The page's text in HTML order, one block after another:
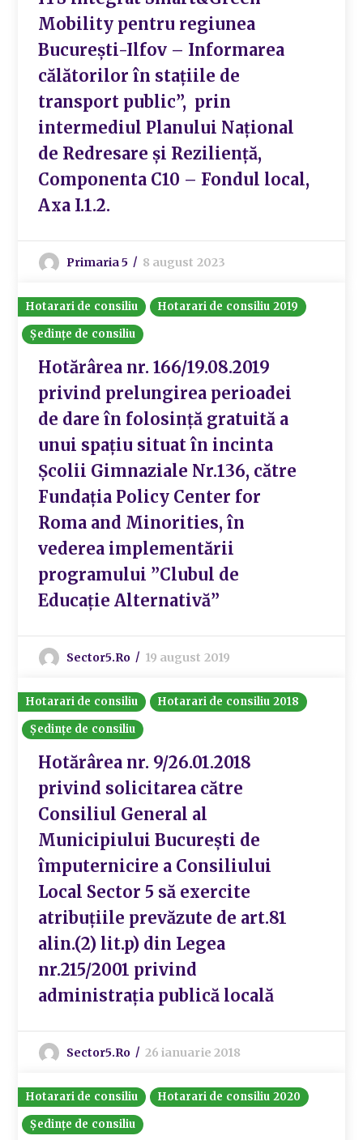
Mobility pentru regiunea
București-Ilfov – Informarea
călătorilor în stațiile de
transport public”, prin
intermediul Planului Naţional
de Redresare şi Rezilienţă,
Componenta C10 – Fondul local,
Axa I.1.2.
Primaria 5 8 august 2023
Hotarari de consiliu
Hotarari de consiliu 2019
Ședințe de consiliu
Hotărârea nr. 166/19.08.2019
privind prelungirea perioadei
de dare în folosință gratuită a
unui spațiu situat în incinta
Școlii Gimnaziale Nr.136, către
Fundația Policy Center for
Roma and Minorities, în
vederea implementării
programului ”Clubul de
Educație Alternativă”
Sector5.ro 19 august 2019
Hotarari de consiliu
Hotarari de consiliu 2018
Ședințe de consiliu
Hotărârea nr. 9/26.01.2018
privind solicitarea către
Consiliul General al
Municipiului București de
împuternicire a Consiliului
Local Sector 5 să exercite
atribuțiile prevăzute de art.81
alin.(2) lit.p) din Legea
nr.215/2001 privind
administrația publică locală
Sector5.ro 26 ianuarie 2018
Hotarari de consiliu
Hotarari de consiliu 2020
Ședințe de consiliu